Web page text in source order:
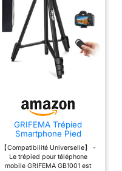
GRIFEMA Trépied
Smartphone Pied
Appareil Photo, 140 cm
Aluminium Tripod
【Compatibilité Universelle】 -
Le trépied pour téléphone
mobile GRIFEMA GB1001 est